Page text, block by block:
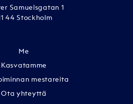
Samuelsgatan 1
44 Stockholm
Me
Kasvatamme
mestareita
Ota yhteyttä